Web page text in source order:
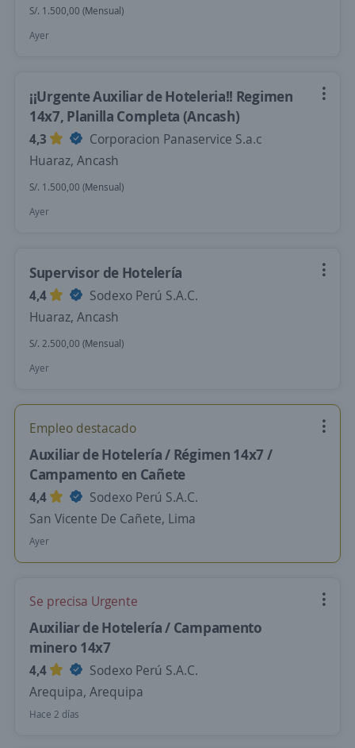
S/. 1.500,00 (Mensual)
Ayer
¡¡Urgente Auxiliar de Hoteleria!! Regimen
14x7, Planilla Completa (Ancash)
4,3
Corporacion Panaservice S.a.c
Huaraz, Ancash
S/. 1.500,00 (Mensual)
Ayer
Supervisor de Hotelería
4,4
Sodexo Perú S.A.C.
Huaraz, Ancash
S/. 2.500,00 (Mensual)
Ayer
Empleo destacado
Auxiliar de Hotelería / Régimen 14x7 /
Campamento en Cañete
4,4
Sodexo Perú S.A.C.
San Vicente De Cañete, Lima
Ayer
Se precisa Urgente
Auxiliar de Hotelería / Campamento
minero 14x7
4,4
Sodexo Perú S.A.C.
Arequipa, Arequipa
Hace 2 días